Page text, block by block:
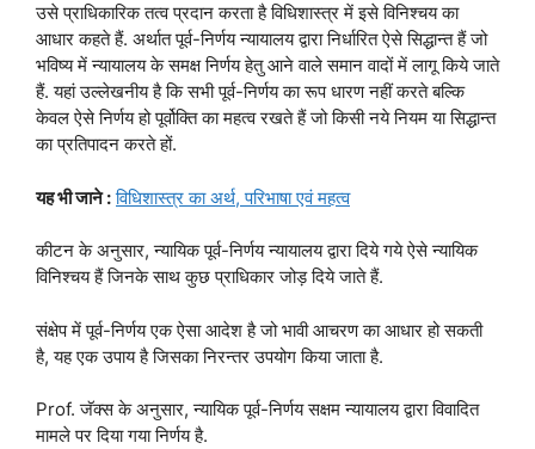
उसे प्राधिकारिक तत्व प्रदान करता है विधिशास्त्र में इसे विनिश्चय का
आधार कहते हैं. अर्थात पूर्व-निर्णय न्यायालय द्वारा निर्धारित ऐसे सिद्धान्त हैं जो
भविष्य में न्यायालय के समक्ष निर्णय हेतु आने वाले समान वादों में लागू किये जाते
हैं. यहां उल्लेखनीय है कि सभी पूर्व-निर्णय का रूप धारण नहीं करते बल्कि
केवल ऐसे निर्णय हो पूर्वोक्ति का महत्व रखते हैं जो किसी नये नियम या सिद्धान्त
का प्रतिपादन करते हों.
यह भी जाने : विधिशास्त्र का अर्थ, परिभाषा एवं महत्व
कीटन के अनुसार, न्यायिक पूर्व-निर्णय न्यायालय द्वारा दिये गये ऐसे न्यायिक
विनिश्चय हैं जिनके साथ कुछ प्राधिकार जोड़ दिये जाते हैं.
संक्षेप में पूर्व-निर्णय एक ऐसा आदेश है जो भावी आचरण का आधार हो सकती
है, यह एक उपाय है जिसका निरन्तर उपयोग किया जाता है.
Prof. जॅक्स के अनुसार, न्यायिक पूर्व-निर्णय सक्षम न्यायालय द्वारा विवादित
मामले पर दिया गया निर्णय है.